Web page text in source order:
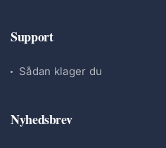
Support
Sådan klager du
Nyhedsbrev